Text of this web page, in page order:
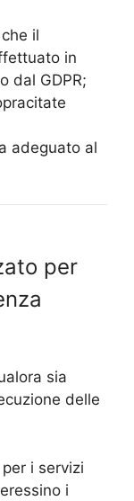
il
in
dal GDPR;
adeguato al
per
sia
delle
i servizi
i